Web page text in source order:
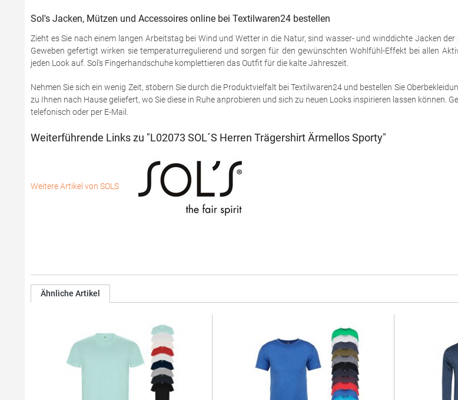
Sol's Jacken, Mützen und Accessoires online bei Textilwaren24 bestellen
Zieht es Sie nach einem langen Arbeitstag bei Wind und Wetter in die Natur, sind wasser- und winddichte Jacken
Geweben gefertigt wirken sie temperaturregulierend und sorgen für den gewünschten Wohlfühl-Effekt bei allen
jeden Look auf. Sol's Fingerhandschuhe komplettieren das Outfit für die kalte Jahreszeit.
Nehmen Sie sich ein wenig Zeit, stöbern Sie durch die Produktvielfalt bei Textilwaren24 und bestellen Sie
zu Ihnen nach Hause geliefert, wo Sie diese in Ruhe anprobieren und sich zu neuen Looks inspirieren lassen können.
telefonisch oder per E-Mail.
Weiterführende Links zu "L02073 SOL´S Herren Trägershirt Ärmellos Sporty"
Weitere Artikel von SOLS
Ähnliche Artikel